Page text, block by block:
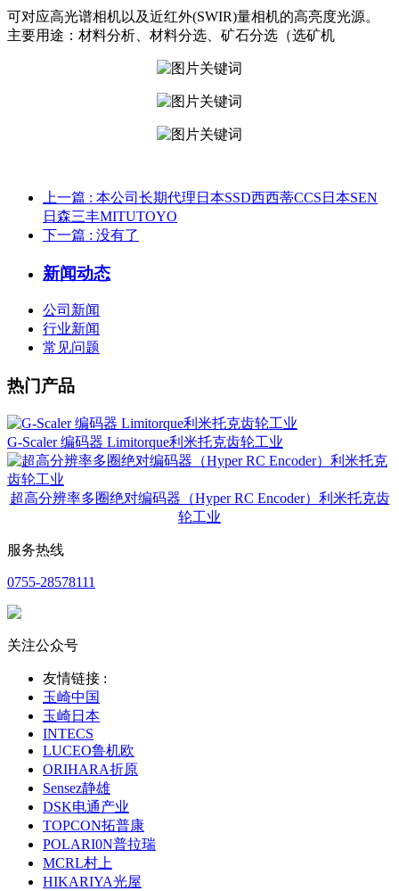
可对应高光谱相机以及近红外(SWIR)量相机的高亮度光源。
主要用途：材料分析、材料分选、矿石分选（选矿机
上一篇 : 本公司长期代理日本SSD西西蒂CCS日本SEN
日森三丰MITUTOYO
下一篇 : 没有了
新闻动态
公司新闻
行业新闻
常见问题
热门产品
G-Scaler 编码器 Limitorque利米托克齿轮工业
超高分辨率多圈绝对编码器（Hyper RC Encoder）利米托克齿
轮工业
服务热线
0755-28578111
关注公众号
友情链接 :
玉崎中国
玉崎日本
INTECS
LUCEO鲁机欧
ORIHARA折原
Sensez静雄
DSK电通产业
TOPCON拓普康
POLARI0N普拉瑞
MCRL村上
HIKARIYA光屋